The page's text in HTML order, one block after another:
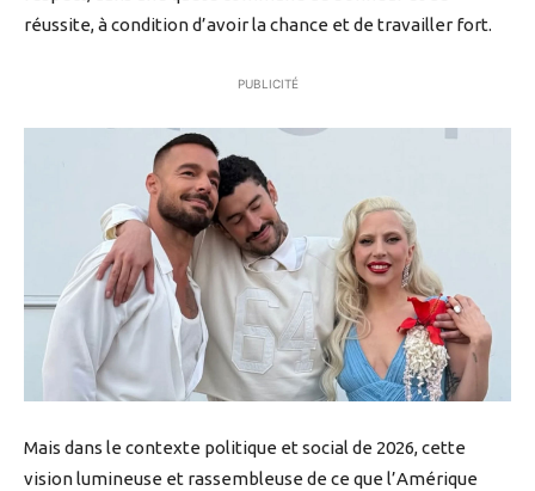
réussite, à condition d’avoir la chance et de travailler fort.
PUBLICITÉ
Mais dans le contexte politique et social de 2026, cette
vision lumineuse et rassembleuse de ce que l’Amérique